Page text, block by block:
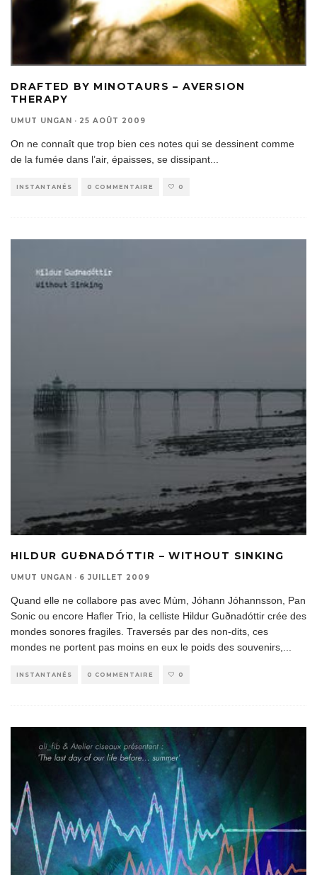
DRAFTED BY MINOTAURS – AVERSION
THERAPY
UMUT UNGAN · 25 AOÛT 2009
On ne connaît que trop bien ces notes qui se dessinent comme
de la fumée dans l’air, épaisses, se dissipant
INSTANTANÉS 0 COMMENTAIRE 0
HILDUR GUÐNADÓTTIR – WITHOUT SINKING
UMUT UNGAN · 6 JUILLET 2009
Quand elle ne collabore pas avec Mùm, Jóhann Jóhannsson, Pan
Sonic ou encore Hafler Trio, la celliste Hildur Guðnadóttir crée des
mondes sonores fragiles. Traversés par des non-dits, ces
mondes ne portent pas moins en eux le poids des souvenirs,
INSTANTANÉS 0 COMMENTAIRE 0